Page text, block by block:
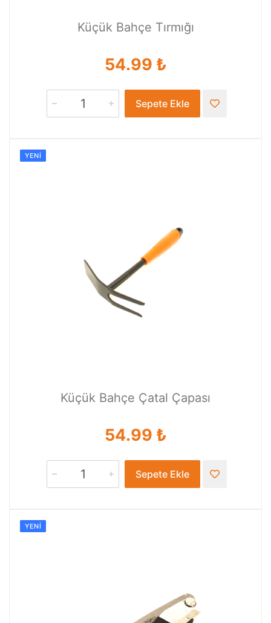
Küçük Bahçe Tırmığı
54.99 ₺
Sepete Ekle
YENI
Küçük Bahçe Çatal Çapası
54.99 ₺
Sepete Ekle
YENI